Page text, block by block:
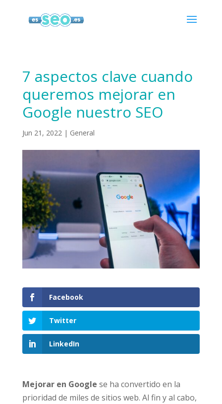
7 aspectos clave cuando
queremos mejorar en
Google nuestro SEO
Jun 21, 2022| General
Facebook
Twitter
LinkedIn
Mejorar en Google se ha convertido en la
prioridad de miles de sitios web. Al fin y al cabo,